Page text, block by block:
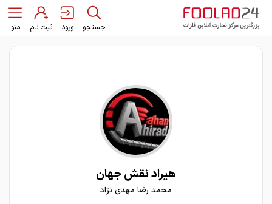
جستجو ورود ثبت نام منو
هیراد نقش جهان
محمد رضا مهدی نژاد